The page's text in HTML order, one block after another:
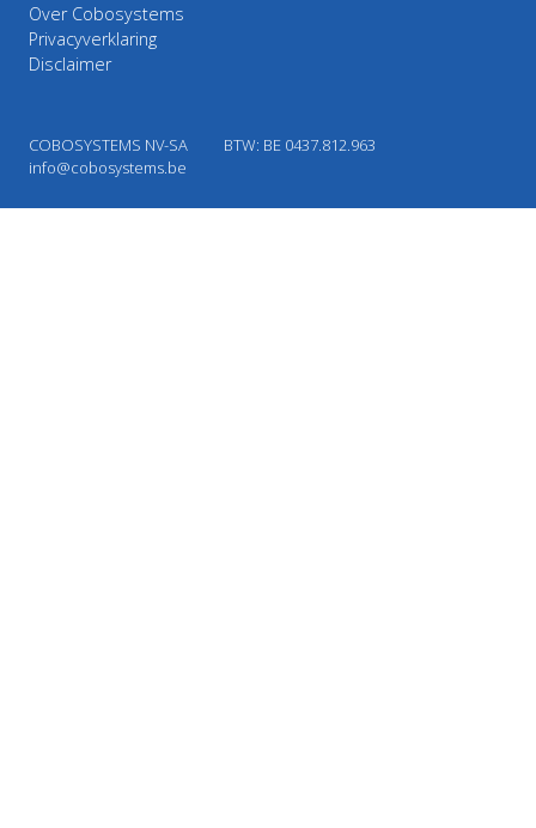
Over Cobosystems
Privacyverklaring
Disclaimer
COBOSYSTEMS NV-SA
BTW: BE 0437.812.963
info@cobosystems.be